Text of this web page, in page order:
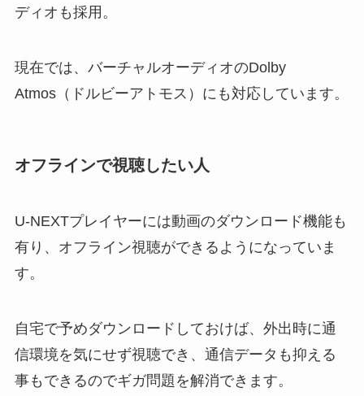
ディオも採用。
現在では、バーチャルオーディオのDolby
Atmos（ドルビーアトモス）にも対応しています。
オフラインで視聴したい人
U-NEXTプレイヤーには動画のダウンロード機能も
有り、オフライン視聴ができるようになっていま
す。
自宅で予めダウンロードしておけば、外出時に通
信環境を気にせず視聴でき、通信データも抑える
事もできるのでギガ問題を解消できます。